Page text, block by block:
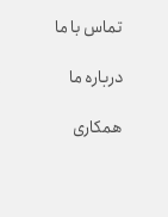
تماس با ما
درباره ما
همکاری